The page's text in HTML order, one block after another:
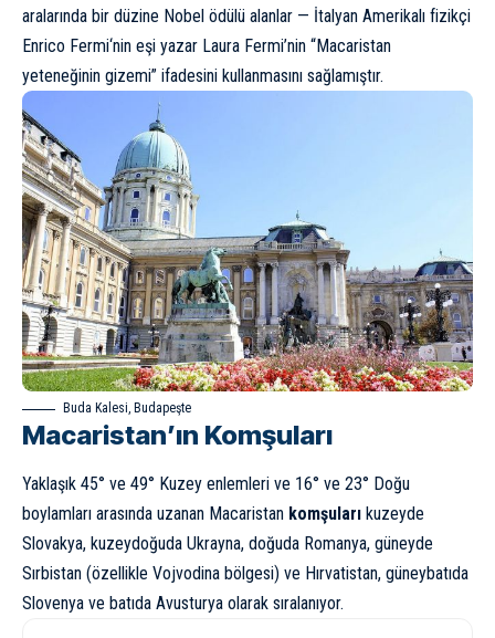
aralarında bir düzine Nobel ödülü alanlar — İtalyan Amerikalı fizikçi
Enrico Fermi‘nin eşi yazar Laura Fermi’nin “Macaristan
yeteneğinin gizemi” ifadesini kullanmasını sağlamıştır.
Buda Kalesi, Budapeşte
Macaristan’ın Komşuları
Yaklaşık 45° ve 49° Kuzey enlemleri ve 16° ve 23° Doğu
boylamları arasında uzanan Macaristan komşuları kuzeyde
Slovakya, kuzeydoğuda Ukrayna, doğuda Romanya, güneyde
Sırbistan (özellikle Vojvodina bölgesi) ve Hırvatistan, güneybatıda
Slovenya ve batıda Avusturya olarak sıralanıyor.